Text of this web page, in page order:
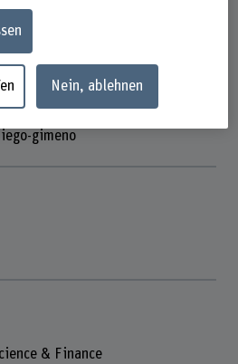
gimeno
& Finance
Nein, ablehnen